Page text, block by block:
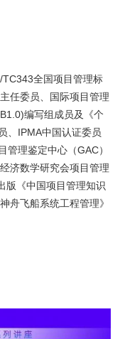
全国项目管理标
任委员、国际项目管理
编写组成员及《个
、IPMA中国认证委员
管理鉴定中心（GAC）
济数学研究会项目管理
版《中国项目管理知识
舟飞船系统工程管理》